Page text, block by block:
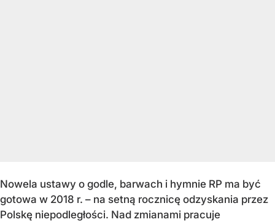
Nowela ustawy o godle, barwach i hymnie RP ma być
gotowa w 2018 r. – na setną rocznicę odzyskania przez
Polskę niepodległości. Nad zmianami pracuje